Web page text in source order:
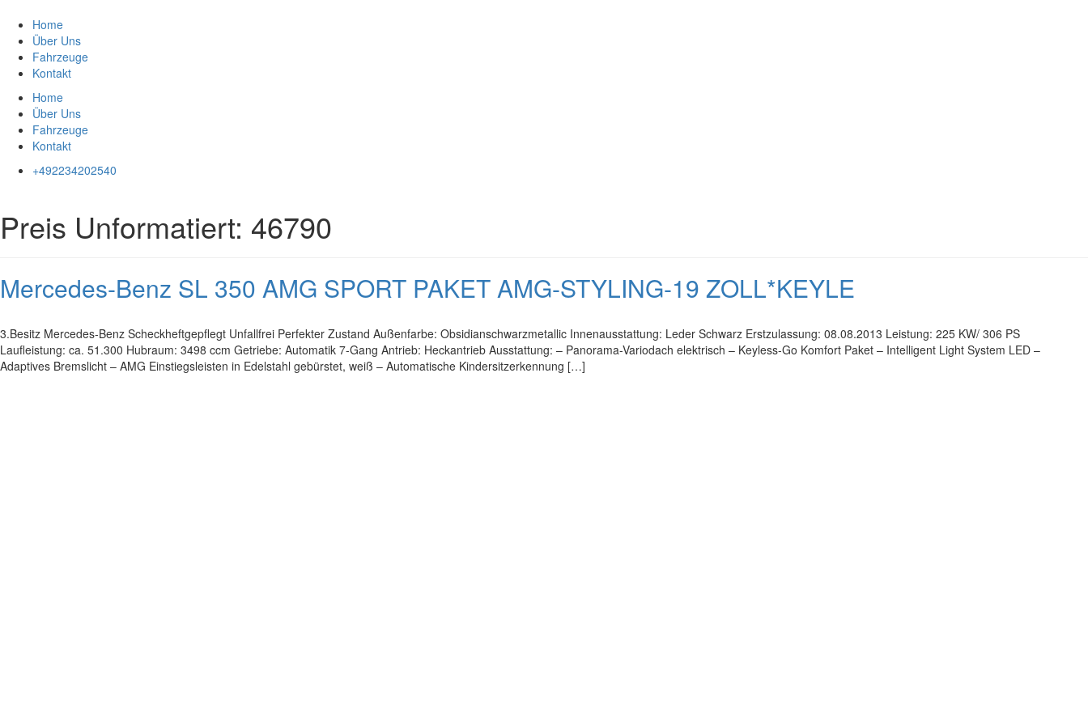
Inhalt
springen
Home
Über Uns
Fahrzeuge
Kontakt
Home
Über Uns
Fahrzeuge
Kontakt
+492234202540
Preis Unformatiert: 46790
Mercedes-Benz SL 350 AMG SPORT PAKET AMG-STYLING-19 ZOLL*KEYLE
3.Besitz Mercedes-Benz Scheckheftgepflegt Unfallfrei Perfekter Zustand Außenfarbe: Obsidianschwarzmetallic Innenausstattung: Leder Schwarz Erstzulassung: 08.08.2013 Leistung: 225 KW/ 306 PS
Laufleistung: ca. 51.300 Hubraum: 3498 ccm Getriebe: Automatik 7-Gang Antrieb: Heckantrieb Ausstattung: – Panorama-Variodach elektrisch – Keyless-Go Komfort Paket – Intelligent Light System LED –
Adaptives Bremslicht – AMG Einstiegsleisten in Edelstahl gebürstet, weiß – Automatische Kindersitzerkennung […]